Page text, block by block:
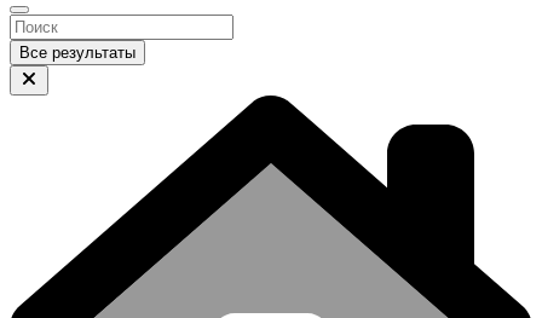
Все результаты